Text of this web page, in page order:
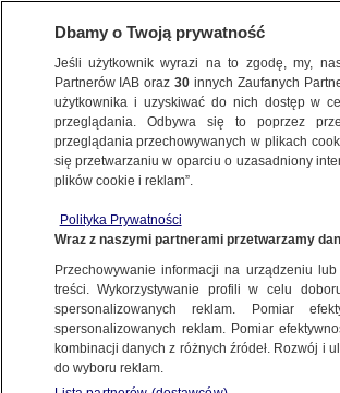
METEO
ŚWIAT
mieliśmy, przepadło"
9.01.2026, 19:38
Posłuchaj artykułu
Czyta lektor AI
Dbamy o Twoją prywatność
Jeśli użytkownik wyrazi na to zgodę, my,
Partnerów IAB oraz30 innych Zaufanych
użytkownika i uzyskiwać do nich dostęp w
przeglądania. Odbywa się to poprzez
przeglądania przechowywanych w plikach
się przetwarzaniu w oparciu o uzasadniony
plików cookie i reklam”.
Polityka Prywatności
Wraz z naszymi partnerami przetwarzamy
Przechowywanie informacji na urządzeniu
treści. Wykorzystywanie profili w celu
spersonalizowanych reklam. Pomiar
spersonalizowanych reklam. Pomiar
kombinacji danych z różnych źródeł. Rozwój i
do wyboru reklam.